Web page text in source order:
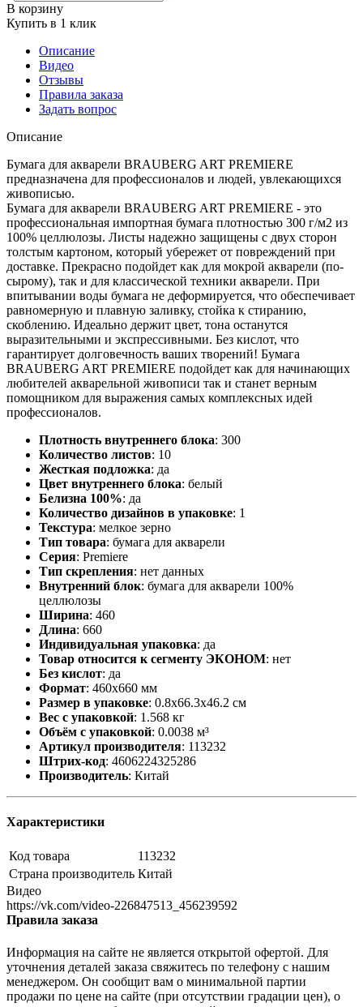
В корзину
Купить в 1 клик
Описание
Видео
Отзывы
Правила заказа
Задать вопрос
Описание
Бумага для акварели BRAUBERG ART PREMIERE
предназначена для профессионалов и людей, увлекающихся
живописью.
Бумага для акварели BRAUBERG ART PREMIERE - это
профессиональная импортная бумага плотностью 300 г/м2 из
100% целлюлозы. Листы надежно защищены с двух сторон
толстым картоном, который убережет от повреждений при
доставке. Прекрасно подойдет как для мокрой акварели (по-
сырому), так и для классической техники акварели. При
впитывании воды бумага не деформируется, что обеспечивает
равномерную и плавную заливку, стойка к стиранию,
скоблению. Идеально держит цвет, тона останутся
выразительными и экспрессивными. Без кислот, что
гарантирует долговечность ваших творений! Бумага
BRAUBERG ART PREMIERE подойдет как для начинающих
любителей акварельной живописи так и станет верным
помощником для выражения самых комплексных идей
профессионалов.
Плотность внутреннего блока: 300
Количество листов: 10
Жесткая подложка: да
Цвет внутреннего блока: белый
Белизна 100%: да
Количество дизайнов в упаковке: 1
Текстура: мелкое зерно
Тип товара: бумага для акварели
Серия: Premiere
Тип скрепления: нет данных
Внутренний блок: бумага для акварели 100%
целлюлозы
Ширина: 460
Длина: 660
Индивидуальная упаковка: да
Товар относится к сегменту ЭКОНОМ: нет
Без кислот: да
Формат: 460х660 мм
Размер в упаковке: 0.8x66.3x46.2 см
Вес с упаковкой: 1.568 кг
Объём с упаковкой: 0.0038 м³
Артикул производителя: 113232
Штрих-код: 4606224325286
Производитель: Китай
Характеристики
Код товара
113232
Страна производитель Китай
Видео
https://vk.com/video-226847513_456239592
Правила заказа
Информация на сайте не является открытой офертой. Для
уточнения деталей заказа свяжитесь по телефону с нашим
менеджером. Он сообщит вам о минимальной партии
продажи по цене на сайте (при отсутствии градации цен), о